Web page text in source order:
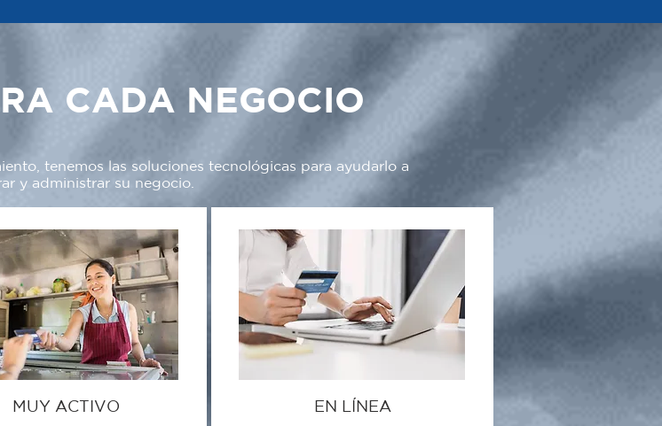
CADA NEGOCIO
tenemos las soluciones tecnológicas para ayudarlo a
y administrar su negocio.
MUY ACTIVO EN LÍNEA